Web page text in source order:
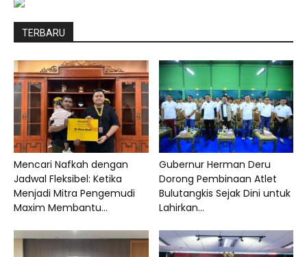
TERBARU
Mencari Nafkah dengan
Jadwal Fleksibel: Ketika
Menjadi Mitra Pengemudi
Maxim Membantu...
Gubernur Herman Deru
Dorong Pembinaan Atlet
Bulutangkis Sejak Dini untuk
Lahirkan...